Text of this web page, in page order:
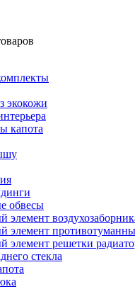
экокожи
капота
обвесы
элемент
элемент
элемент решетки
стекла